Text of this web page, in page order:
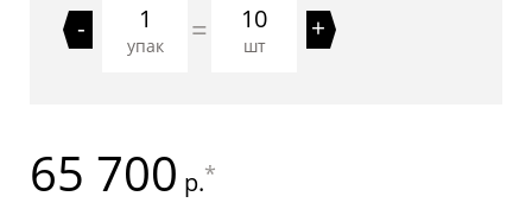
-
упак = 10
шт
+
65 700 р.*